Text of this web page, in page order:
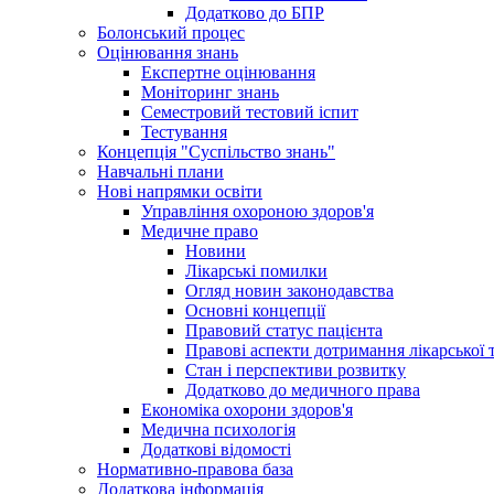
Додатково до БПР
Болонський процес
Оцінювання знань
Експертне оцінювання
Моніторинг знань
Семестровий тестовий іспит
Тестування
Концепція "Суспільство знань"
Навчальні плани
Нові напрямки освіти
Управління охороною здоров'я
Медичне право
Новини
Лікарські помилки
Огляд новин законодавства
Основні концепції
Правовий статус пацієнта
Правові аспекти дотримання лікарської
Стан і перспективи розвитку
Додатково до медичного права
Економіка охорони здоров'я
Медична психологія
Додаткові відомості
Нормативно-правова база
Додаткова інформація